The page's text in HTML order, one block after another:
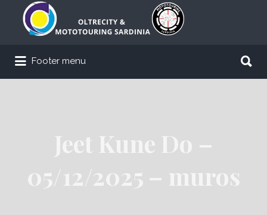
Cerca:
Footer menu
Jeet Kune Do –
05/12/2025 – muros